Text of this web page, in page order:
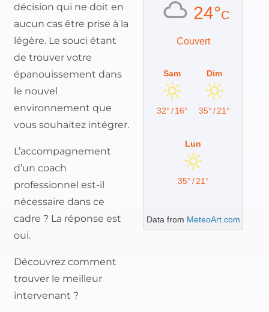
décision qui ne doit en
aucun cas être prise à la
légère. Le souci étant
de trouver votre
épanouissement dans
le nouvel
environnement que
vous souhaitez intégrer.
L’accompagnement
d’un coach
professionnel est-il
nécessaire dans ce
cadre ? La réponse est
oui.
Découvrez comment
trouver le meilleur
intervenant ?
24°C
Couvert
Sam
32°/ 16°
Dim
35°/ 21°
Lun
35°/ 21°
Data from MeteoArt.com